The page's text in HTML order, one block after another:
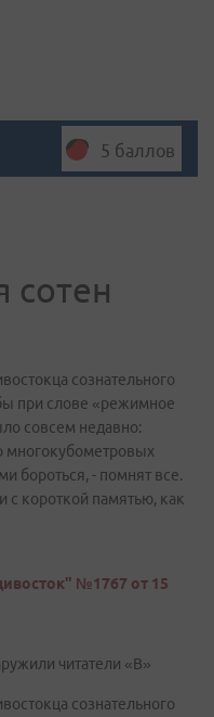
5 баллов
сотен
сознательного
при слове «режимное
совсем недавно:
многокубометровых
бороться, - помнят все.
с короткой памятью, как
№1767 от 15
читатели «В»
сознательного